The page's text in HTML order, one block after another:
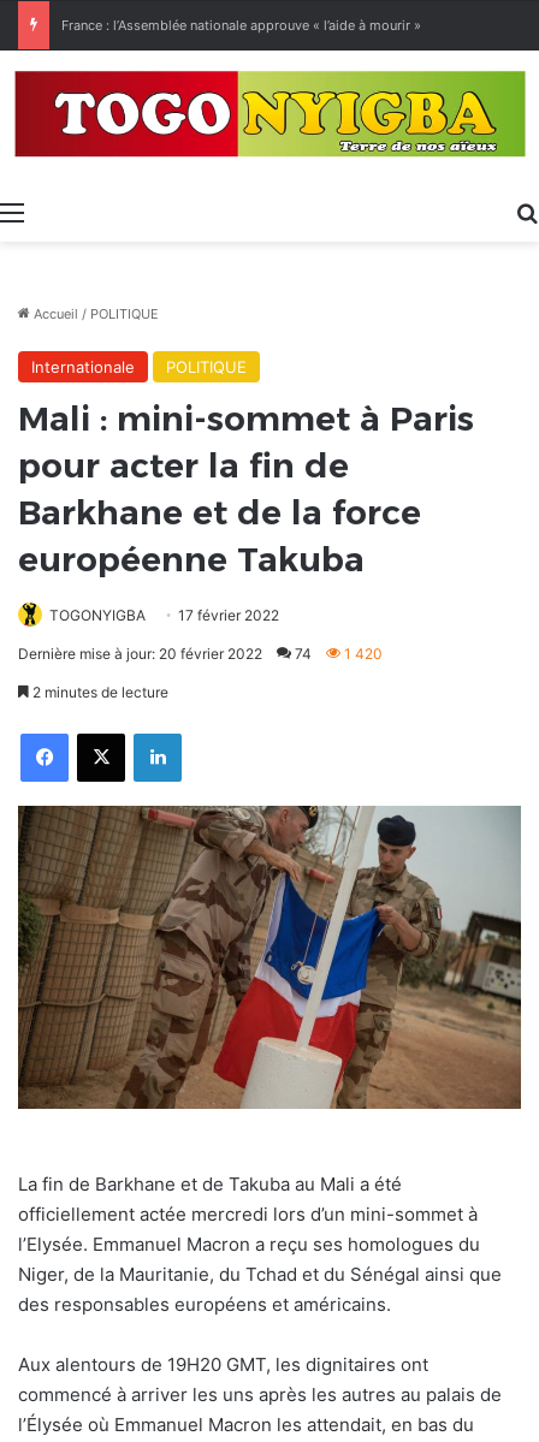
Menu
Accueil / POLITIQUE
Internationale POLITIQUE
Mali : mini-sommet à Paris
pour acter la fin de
Barkhane et de la force
européenne Takuba
TOGONYIGBA 17 février 2022
Dernière mise à jour: 20 février 2022 74 1 420
2 minutes de lecture
FacebookX Linkedin
La fin de Barkhane et de Takuba au Mali a été
officiellement actée mercredi lors d’un mini-sommet à
l’Elysée. Emmanuel Macron a reçu ses homologues du
Niger, de la Mauritanie, du Tchad et du Sénégal ainsi que
des responsables européens et américains.
Aux alentours de 19H20 GMT, les dignitaires ont
commencé à arriver les uns après les autres au palais de
l’Élysée où Emmanuel Macron les attendait, en bas du